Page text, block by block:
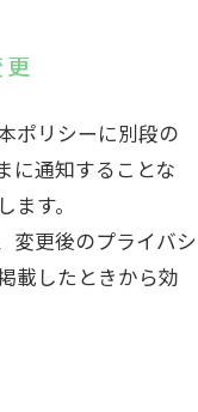
ポリシーに別段の
に通知することな
す。
変更後のプライバシ
載したときから効